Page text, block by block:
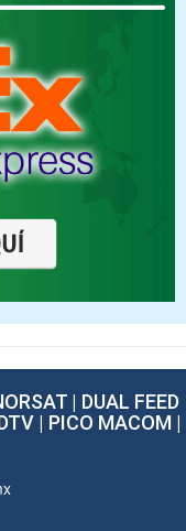
| DUAL FEED
| PICO MACOM |